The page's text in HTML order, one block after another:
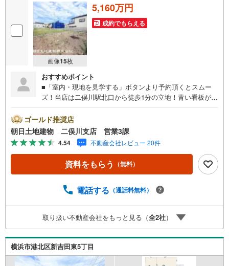
画像15枚
5,160万円
成約でもらえる
おすすめポイント
■「室内・現地を見学する」ボタンより予約頂くとスムー
ズ！当店は二俣川駅北口から徒歩1分の立地！青い看板が目
ーナーなど、お子様にも退屈せずにお過ごし頂けます。■
テレワークで作業効率のUP化オウチ時間で人生を豊かにす
るためにONとOFFを切り替えて、家族との時間も増えて幸
せマイホームを！■ 住宅ローンのご相談承ります。■住まい
選びはフィーリングも大切です。現地の空気や雰囲気を感
じてみましょう。営業スタッフまでお問合せくださいま
そうですが住まい選びはフィーリングも大切です。現地の
情報ですお客様のこだわりを聞かせてください！■ ご来店
時にはお車の無料提携駐車場ございます。詳しくは営業ス
タッフまでお問合せくださいませ！■周辺の教育施設やスー
パー、ドラックストア等の情報、災害情報等がわかる「物
件レポート」お渡します■他の物件と併せてご案内もOK-ご
自宅や指定場所から無料送迎もOK-当日見学もOKです！
ゴールド推奨店
朝日土地建物 二俣川支店 営業3課
4.54 不動産会社レビュー 20件
資料をもらう （無料）
電話する （通話料無料）
取り扱い不動産会社をもっと見る（全2社）
横浜市港北区新吉田東5丁目